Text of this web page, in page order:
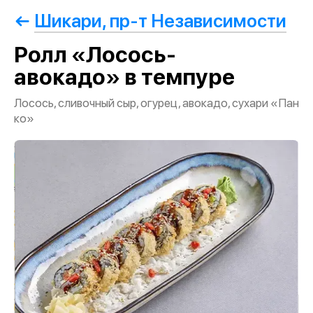
Шикари, пр-т Независимости
Ролл «Лосось-
авокадо» в темпуре
Лосось, сливочный сыр, огурец, авокадо, сухари «Пан
ко»